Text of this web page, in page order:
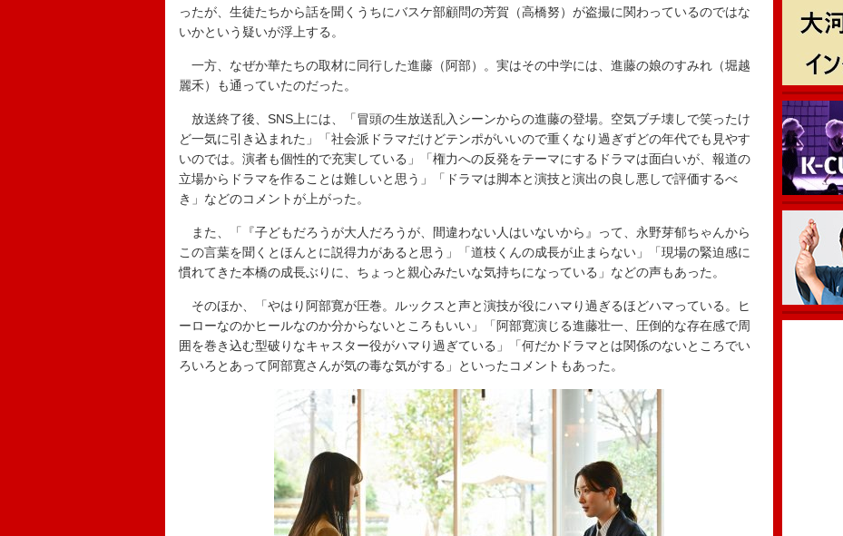
ったが、生徒たちから話を聞くうちにバスケ部顧問の芳賀（高橋努）が盗撮に関わっているのではな
いかという疑いが浮上する。
一方、なぜか華たちの取材に同行した進藤（阿部）。実はその中学には、進藤の娘のすみれ（堀越
麗禾）も通っていたのだった。
放送終了後、SNS上には、「冒頭の生放送乱入シーンからの進藤の登場。空気ブチ壊しで笑ったけ
ど一気に引き込まれた」「社会派ドラマだけどテンポがいいので重くなり過ぎずどの年代でも見やす
いのでは。演者も個性的で充実している」「権力への反発をテーマにするドラマは面白いが、報道の
立場からドラマを作ることは難しいと思う」「ドラマは脚本と演技と演出の良し悪しで評価するべ
き」などのコメントが上がった。
また、「『子どもだろうが大人だろうが、間違わない人はいないから』って、永野芽郁ちゃんから
この言葉を聞くとほんとに説得力があると思う」「道枝くんの成長が止まらない」「現場の緊迫感に
慣れてきた本橋の成長ぶりに、ちょっと親心みたいな気持ちになっている」などの声もあった。
そのほか、「やはり阿部寛が圧巻。ルックスと声と演技が役にハマり過ぎるほどハマっている。ヒ
ーローなのかヒールなのか分からないところもいい」「阿部寛演じる進藤壮一、圧倒的な存在感で周
囲を巻き込む型破りなキャスター役がハマり過ぎている」「何だかドラマとは関係のないところでい
ろいろとあって阿部寛さんが気の毒な気がする」といったコメントもあった。